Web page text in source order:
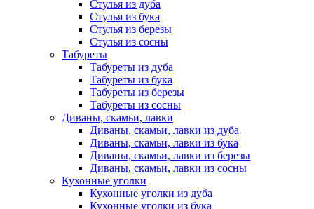
Стулья из дуба
Стулья из бука
Стулья из березы
Стулья из сосны
Табуреты
Табуреты из дуба
Табуреты из бука
Табуреты из березы
Табуреты из сосны
Диваны, скамьи, лавки
Диваны, скамьи, лавки из дуба
Диваны, скамьи, лавки из бука
Диваны, скамьи, лавки из березы
Диваны, скамьи, лавки из сосны
Кухонные уголки
Кухонные уголки из дуба
Кухонные уголки из бука